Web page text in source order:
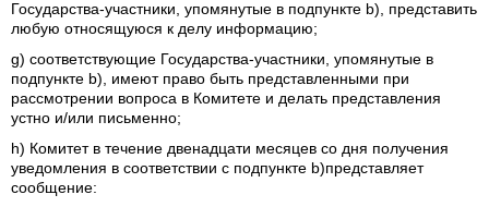
Государства-участники, упомянутые в подпункте b), представить
любую относящуюся к делу информацию;
g) соответствующие Государства-участники, упомянутые в
подпункте b), имеют право быть представленными при
рассмотрении вопроса в Комитете и делать представления
устно и/или письменно;
h) Комитет в течение двенадцати месяцев со дня получения
уведомления в соответствии с подпункте b)представляет
сообщение: